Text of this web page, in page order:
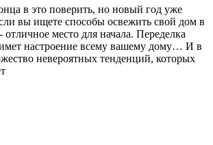
в это поверить, но новый год уже
вы ищете способы освежить свой дом в
отличное место для начала. Переделка
настроение всему вашему дому… И в
невероятных тенденций, которых